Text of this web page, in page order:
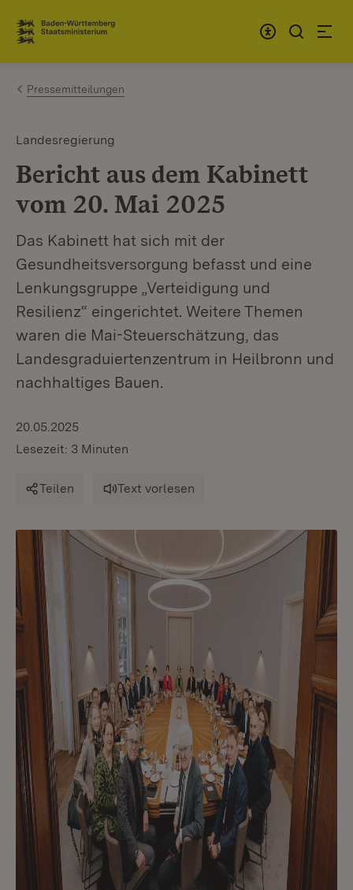
Zum Inhalt springen
Link zur Startseite
Pressemitteilungen
Landesregierung
Bericht aus dem Kabinett
vom 20. Mai 2025
Das Kabinett hat sich mit der
Gesundheitsversorgung befasst und eine
Lenkungsgruppe „Verteidigung und
Resilienz“ eingerichtet. Weitere Themen
waren die Mai-Steuerschätzung, das
Landesgraduiertenzentrum in Heilbronn und
nachhaltiges Bauen.
20.05.2025
Lesezeit: 3 Minuten
Teilen Text vorlesen